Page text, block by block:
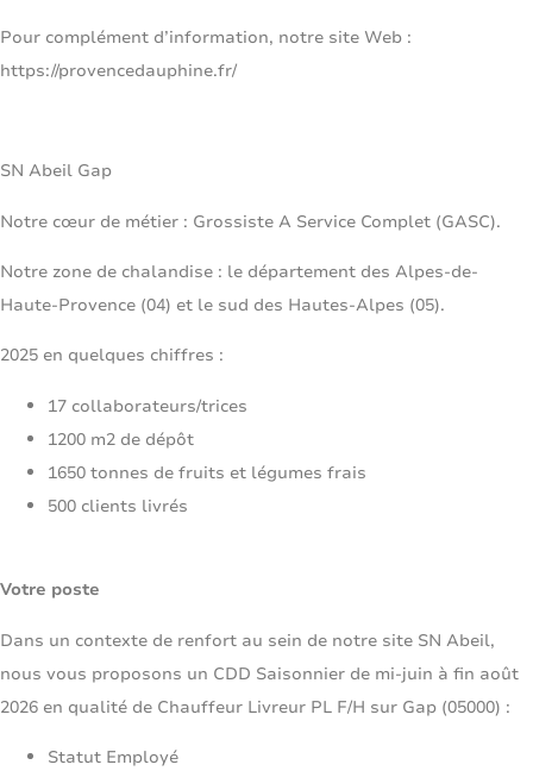
Pour complément d’information, notre site Web :
https://provencedauphine.fr/
SN Abeil Gap
Notre cœur de métier : Grossiste A Service Complet (GASC).
Notre zone de chalandise : le département des Alpes-de-
Haute-Provence (04) et le sud des Hautes-Alpes (05).
2025 en quelques chiffres :
17 collaborateurs/trices
1200 m2 de dépôt
1650 tonnes de fruits et légumes frais
500 clients livrés
Votre poste
Dans un contexte de renfort au sein de notre site SN Abeil,
nous vous proposons un CDD Saisonnier de mi-juin à fin août
2026 en qualité de Chauffeur Livreur PL F/H sur Gap (05000) :
Statut Employé